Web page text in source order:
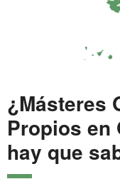
¿Másteres
Propios en
hay que